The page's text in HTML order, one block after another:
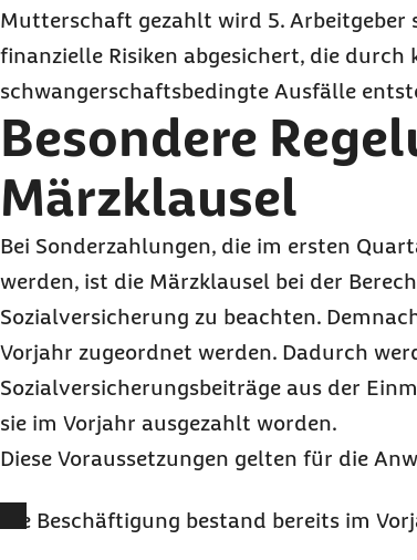
Mutterschaft gezahlt wird 5. Arbeitgeber
finanzielle Risiken abgesichert, die durch
schwangerschaftsbedingte Ausfälle
Besondere
Märzklausel
Bei Sonderzahlungen, die im ersten
werden, ist die Märzklausel bei der
Sozialversicherung zu beachten.
Vorjahr zugeordnet werden. Dadurch
Sozialversicherungsbeiträge aus der
sie im Vorjahr ausgezahlt worden.
Diese Voraussetzungen gelten für die
Die Beschäftigung bestand bereits im